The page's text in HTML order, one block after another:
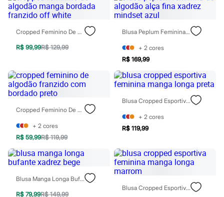
Homem Aranha
Minecraft
Naruto
Patrulha Canina
Stitch
Perfumes árabes
Novidades
Cabelos
Escovas e Pentes
Finalizadores
Shampoo
Tratamento
Cuidados com o corpo
Hidratante
Protetor solar
Tratamento
Cuidados com o rosto
Esfoliante
Cropped Feminino De Algodão Manga Bordada Franzido Off White
R$ 99,99R$ 129,99
Blusa Peplum Feminina De Algodão Alça Fina Xadrez Mindset Azul
+ 2 cores
R$ 169,99
Cropped Feminino De Algodão Franzido Com Bordado Preto
+ 2 cores
R$ 59,99R$ 119,99
Blusa Cropped Esportiva Feminina Manga Longa Preta
+ 2 cores
R$ 119,99
Blusa Manga Longa Bufante Xadrez Bege
R$ 79,99R$ 149,99
Blusa Cropped Esportiva Feminina Manga Longa Marrom